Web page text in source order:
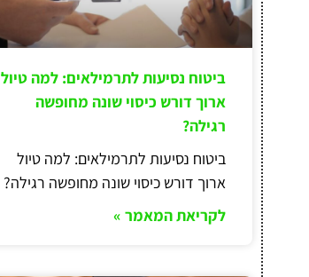
ביטוח נסיעות לתרמילאים: למה טיול
ארוך דורש כיסוי שונה מחופשה
רגילה?
ביטוח נסיעות לתרמילאים: למה טיול
ארוך דורש כיסוי שונה מחופשה רגילה?
לקריאת המאמר »